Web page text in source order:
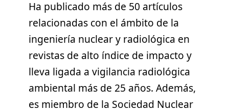
Ha publicado más de 50 artículos
relacionadas con el ámbito de la
ingeniería nuclear y radiológica en
revistas de alto índice de impacto y
lleva ligada a vigilancia radiológica
ambiental más de 25 años. Además,
es miembro de la Sociedad Nuclear